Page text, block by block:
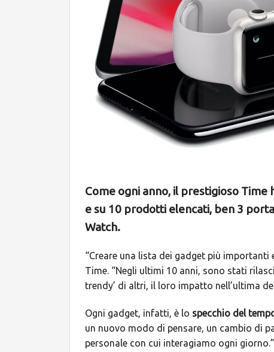
Come ogni anno, il prestigioso
e su 10 prodotti elencati, ben 3
Watch.
“Creare una lista dei gadget più
Time. “Negli ultimi 10 anni, sono stati
trendy’ di altri, il loro impatto nell’ultima
Ogni gadget, infatti, è lo specchio del
un nuovo modo di pensare, un cambio di
personale con cui interagiamo ogni